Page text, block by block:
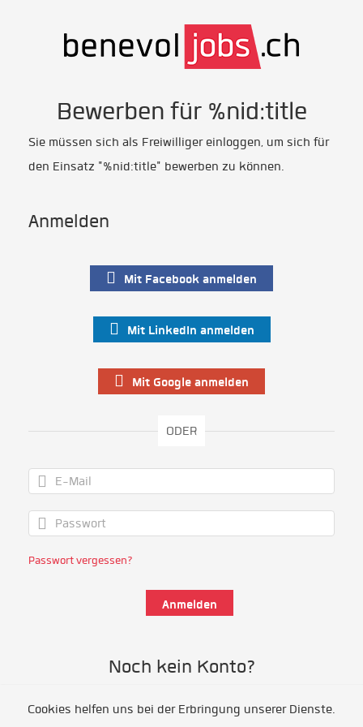
Bewerben für %nid:title
Sie müssen sich als Freiwilliger einloggen, um sich für
den Einsatz "%nid:title" bewerben zu können.
Anmelden
Mit Facebook anmelden
Mit LinkedIn anmelden
Mit Google anmelden
ODER
Passwort vergessen?
Noch kein Konto?
Als Freiwillige/r registrieren
Cookies helfen uns bei der Erbringung unserer Dienste.